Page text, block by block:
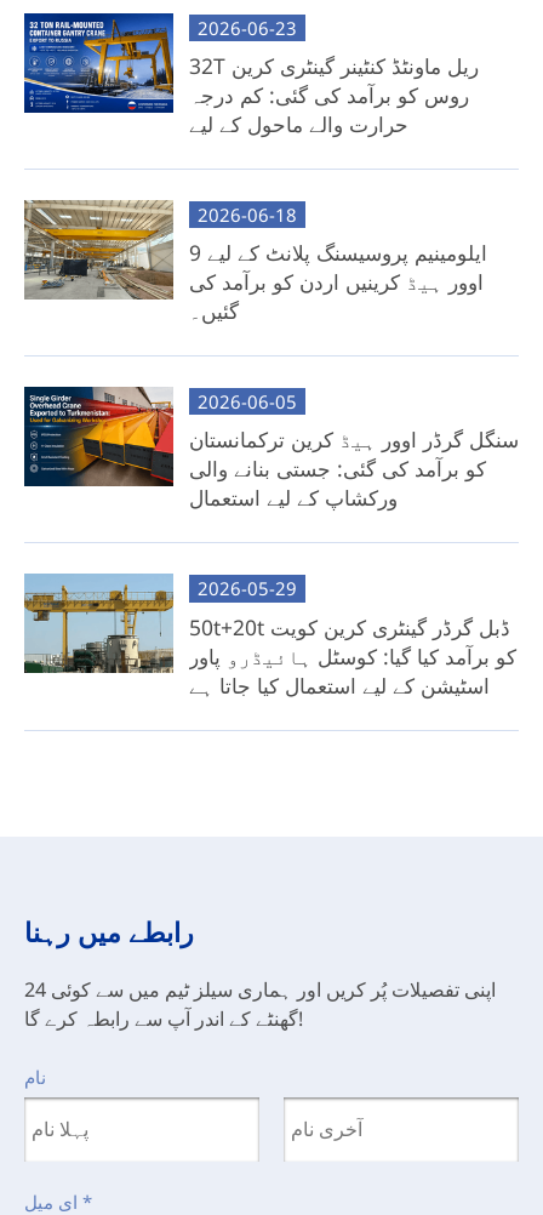
اخراج: کراس گرڈر (مقامی طور پر کلائنٹ کے
ذریعہ حاصل کیا جائے گا)۔
کلیدی فوائد:
نقل و حمل کے کم ہونے والے اخراجات: بھاری
کراس گرڈر شپنگ اخراجات کو ختم کریں۔
مقامی لچک: ہم مقامی کراس گرڈر فیبریکیشن کے
لیے تفصیلی انجینئرنگ ڈرائنگ، 3D ماڈل، اور
مرحلہ وار رہنمائی فراہم کرتے ہیں۔
بہترین کے لیے: مقامی اسٹیل وسائل یا من گھڑت
2026-06-23
32T ریل ماونٹڈ کنٹینر گینٹری کرین
روس کو برآمد کی گئی: کم درجہ
حرارت والے ماحول کے لیے
2026-06-18
ایلومینیم پروسیسنگ پلانٹ کے لیے 9
اوور ہیڈ کرینیں اردن کو برآمد کی
گئیں۔
2026-06-05
سنگل گرڈر اوور ہیڈ کرین ترکمانستان
کو برآمد کی گئی: جستی بنانے والی
ورکشاپ کے لیے استعمال
2026-05-29
50t+20t ڈبل گرڈر گینٹری کرین کویت
کو برآمد کیا گیا: کوسٹل ہائیڈرو پاور
اسٹیشن کے لیے استعمال کیا جاتا ہے
رابطے میں رہنا
اپنی تفصیلات پُر کریں اور ہماری سیلز ٹیم میں سے کوئی 24
گھنٹے کے اندر آپ سے رابطہ کرے گا!
نام
*